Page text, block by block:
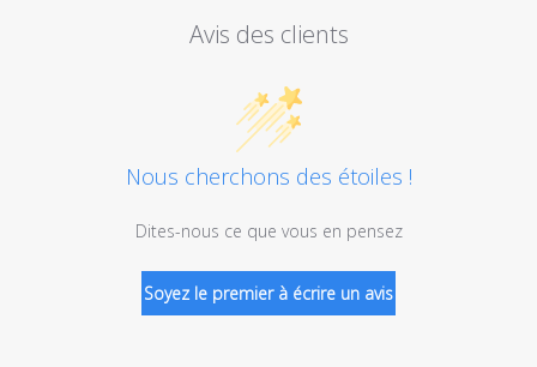
Avis des clients
Nous cherchons des étoiles !
Dites-nous ce que vous en pensez
Soyez le premier à écrire un avis